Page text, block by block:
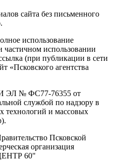
сайта без письменного
использование
частичном использовании
(при публикации в сети
«Псковского агентства
ЭЛ № ФС77-76355 от
службой по надзору в
технологий и массовых
Псковской
организация
60"